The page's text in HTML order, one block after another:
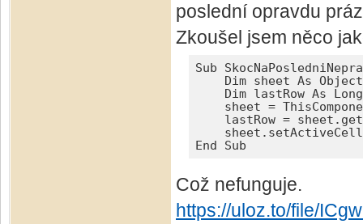
poslední opravdu
Zkoušel jsem něco
Sub
    Dim sheet As Object
    Dim lastRow As Long
sheet =
lastRow =
End Sub
Což nefunguje.
https://uloz.to/file/